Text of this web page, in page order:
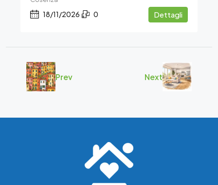
18/11/2026 0 Dettagli
Prev Next